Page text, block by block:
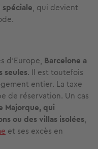
spéciale, qui devient
d'Europe, Barcelone a
seules. Il est toutefois
entier. La taxe
de réservation. Un cas
Majorque, qui
ou des villas isolées,
et ses excès en